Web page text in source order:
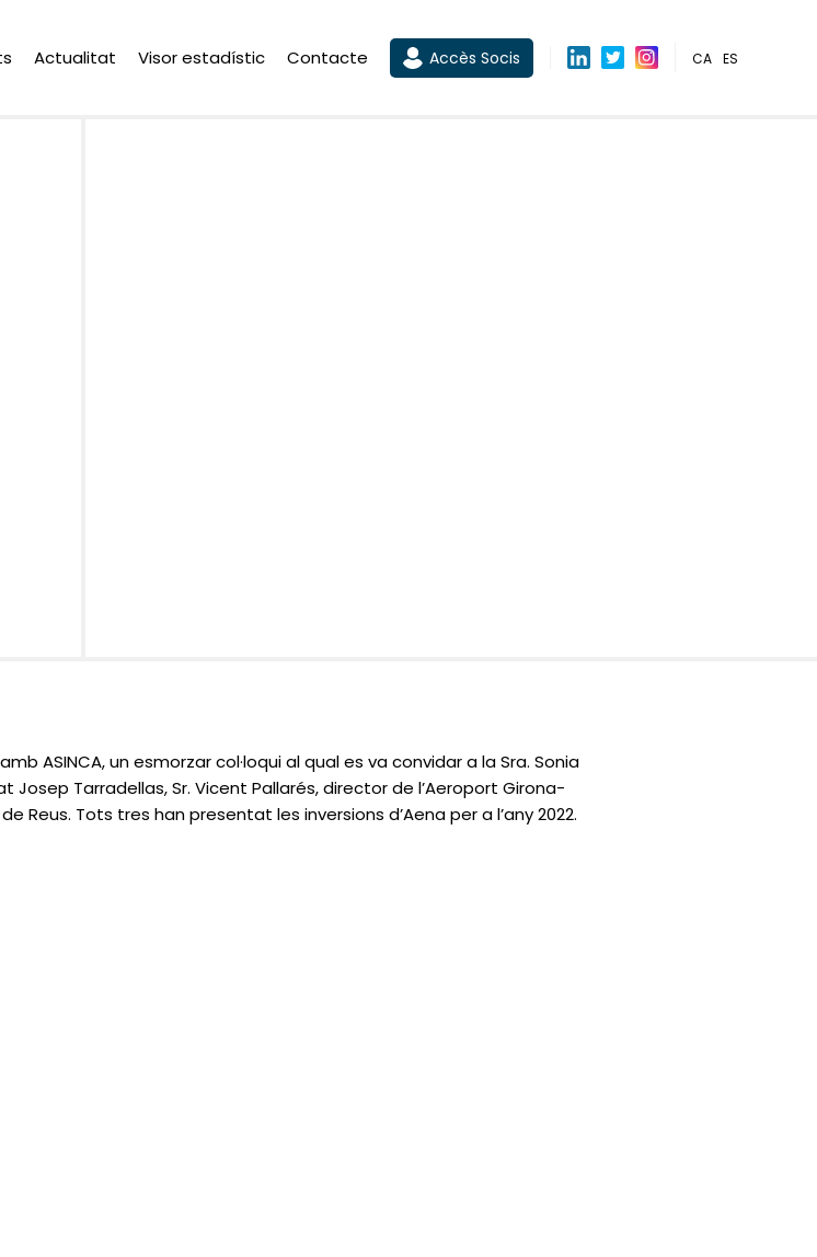
Actualitat Visor estadístic Contacte Accès Socis CA ES
ASINCA, un esmorzar col·loqui al qual es va convidar a la Sra. Sonia
Josep Tarradellas, Sr. Vicent Pallarés, director de l’Aeroport Girona-
Reus. Tots tres han presentat les inversions d’Aena per a l’any 2022.